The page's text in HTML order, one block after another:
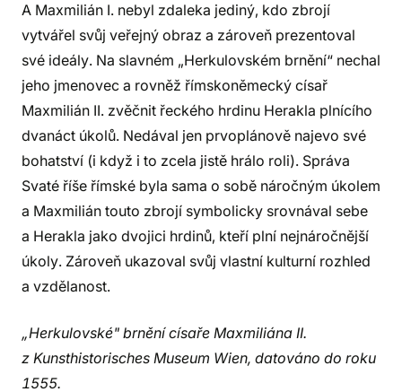
A Maxmilián I. nebyl zdaleka jediný, kdo zbrojí
vytvářel svůj veřejný obraz a zároveň prezentoval
své ideály. Na slavném „Herkulovském brnění“ nechal
jeho jmenovec a rovněž římskoněmecký císař
Maxmilián II. zvěčnit řeckého hrdinu Herakla plnícího
dvanáct úkolů. Nedával jen prvoplánově najevo své
bohatství (i když i to zcela jistě hrálo roli). Správa
Svaté říše římské byla sama o sobě náročným úkolem
a Maxmilián touto zbrojí symbolicky srovnával sebe
a Herakla jako dvojici hrdinů, kteří plní nejnáročnější
úkoly. Zároveň ukazoval svůj vlastní kulturní rozhled
a vzdělanost.
„Herkulovské" brnění císaře Maxmiliána II.
z Kunsthistorisches Museum Wien, datováno do roku
1555.